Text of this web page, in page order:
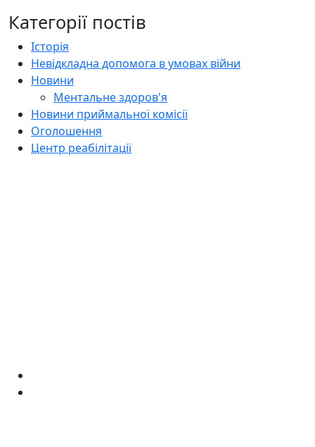
Категорії постів
Історія
Невідкладна допомога в умовах війни
Новини
Ментальне здоров'я
Новини приймальної комісії
Оголошення
Центр реабілітації